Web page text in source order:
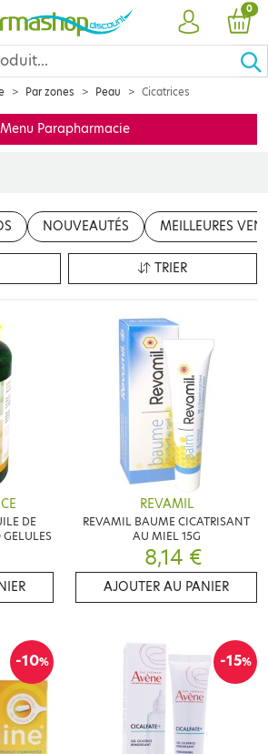
COMPTE
0
Par zones Peau Cicatrices
Menu Parapharmacie
NOUVEAUTÉS MEILLEURES
TRIER
DE
REVAMIL
REVAMIL BAUME CICATRISANT
AU MIEL 15G
8,14 €
AJOUTER AU PANIER
-10% -15%